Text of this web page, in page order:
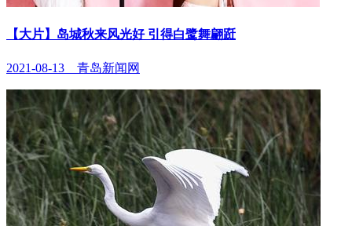
【大片】岛城秋来风光好 引得白鹭舞翩跹
2021-08-13 青岛新闻网